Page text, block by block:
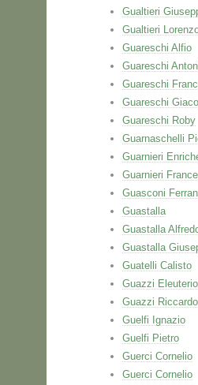
Gualtieri
Gualtieri
Guareschi Alfio
Guareschi
Guareschi
Guareschi
Guareschi Roby
Guarnaschelli
Guarnieri
Guarnieri
Guasconi
Guastalla
Guastalla
Guastalla
Guatelli Calisto
Guazzi Eleuterio
Guazzi Riccardo
Guelfi Ignazio
Guelfi Pietro
Guerci Cornelio
Guerci Cornelio